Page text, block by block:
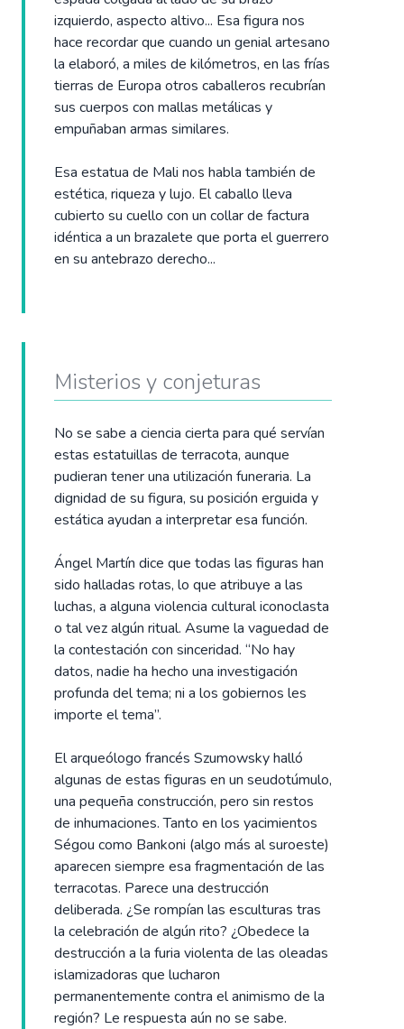
izquierdo, aspecto altivo... Esa figura nos
hace recordar que cuando un genial artesano
la elaboró, a miles de kilómetros, en las frías
tierras de Europa otros caballeros recubrían
sus cuerpos con mallas metálicas y
empuñaban armas similares.
Esa estatua de Mali nos habla también de
estética, riqueza y lujo. El caballo lleva
cubierto su cuello con un collar de factura
idéntica a un brazalete que porta el guerrero
en su antebrazo derecho...
Misterios y conjeturas
No se sabe a ciencia cierta para qué servían
estas estatuillas de terracota, aunque
pudieran tener una utilización funeraria. La
dignidad de su figura, su posición erguida y
estática ayudan a interpretar esa función.
Ángel Martín dice que todas las figuras han
sido halladas rotas, lo que atribuye a las
luchas, a alguna violencia cultural iconoclasta
o tal vez algún ritual. Asume la vaguedad de
la contestación con sinceridad. “No hay
datos, nadie ha hecho una investigación
profunda del tema; ni a los gobiernos les
importe el tema”.
El arqueólogo francés Szumowsky halló
algunas de estas figuras en un seudotúmulo,
una pequeña construcción, pero sin restos
de inhumaciones. Tanto en los yacimientos
Ségou como Bankoni (algo más al suroeste)
aparecen siempre esa fragmentación de las
terracotas. Parece una destrucción
deliberada. ¿Se rompían las esculturas tras
la celebración de algún rito? ¿Obedece la
destrucción a la furia violenta de las oleadas
islamizadoras que lucharon
permanentemente contra el animismo de la
región? Le respuesta aún no se sabe.